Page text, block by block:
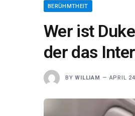
BERÜHMTHEIT
Wer ist
der das
BY WILLIAM APRIL